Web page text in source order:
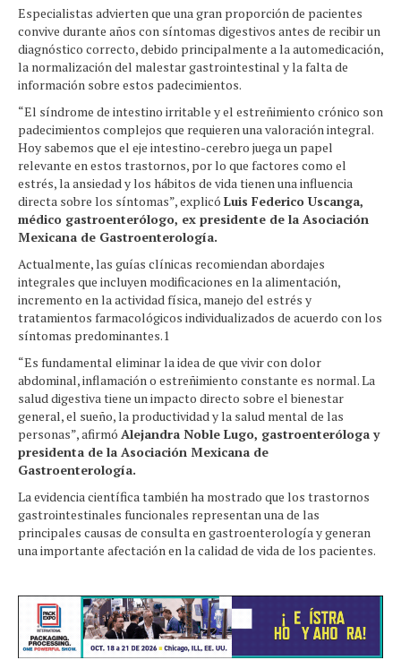
Especialistas advierten que una gran proporción de pacientes
convive durante años con síntomas digestivos antes de recibir un
diagnóstico correcto, debido principalmente a la automedicación,
la normalización del malestar gastrointestinal y la falta de
información sobre estos padecimientos.
“El síndrome de intestino irritable y el estreñimiento crónico son
padecimientos complejos que requieren una valoración integral.
Hoy sabemos que el eje intestino-cerebro juega un papel
relevante en estos trastornos, por lo que factores como el
estrés, la ansiedad y los hábitos de vida tienen una influencia
directa sobre los síntomas”, explicó Luis Federico Uscanga,
médico gastroenterólogo, ex presidente de la Asociación
Mexicana de Gastroenterología.
Actualmente, las guías clínicas recomiendan abordajes
integrales que incluyen modificaciones en la alimentación,
incremento en la actividad física, manejo del estrés y
tratamientos farmacológicos individualizados de acuerdo con los
síntomas predominantes.1
“Es fundamental eliminar la idea de que vivir con dolor
abdominal, inflamación o estreñimiento constante es normal. La
salud digestiva tiene un impacto directo sobre el bienestar
general, el sueño, la productividad y la salud mental de las
personas”, afirmó Alejandra Noble Lugo, gastroenteróloga y
presidenta de la Asociación Mexicana de
Gastroenterología.
La evidencia científica también ha mostrado que los trastornos
gastrointestinales funcionales representan una de las
principales causas de consulta en gastroenterología y generan
una importante afectación en la calidad de vida de los pacientes.